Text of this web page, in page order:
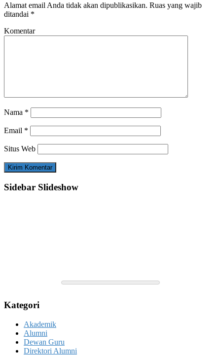
Alamat email Anda tidak akan dipublikasikan. Ruas yang wajib
ditandai *
Komentar
Nama *
Email *
Situs Web
Sidebar Slideshow
Kategori
Akademik
Alumni
Dewan Guru
Direktori Alumni